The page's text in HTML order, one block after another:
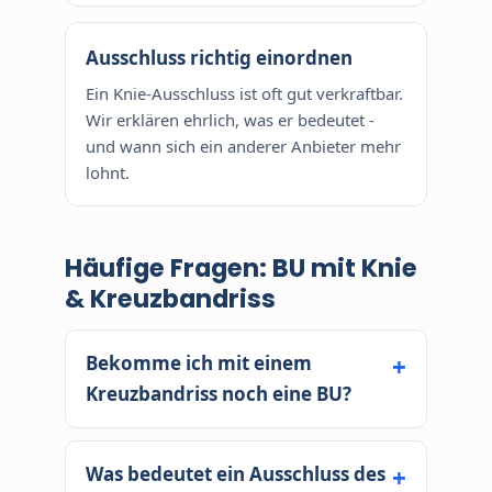
Ausschluss richtig einordnen
Ein Knie-Ausschluss ist oft gut verkraftbar.
Wir erklären ehrlich, was er bedeutet -
und wann sich ein anderer Anbieter mehr
lohnt.
Häufige Fragen: BU mit Knie
& Kreuzbandriss
Bekomme ich mit einem
Kreuzbandriss noch eine BU?
Meist ja. Ein ausgeheiltes Knie mit
voller Funktion wird häufig normal
Was bedeutet ein Ausschluss des